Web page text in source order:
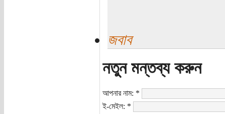
জবাব
নতুন মন্তব্য করুন
আপনার নাম: *
ই-মেইল: *